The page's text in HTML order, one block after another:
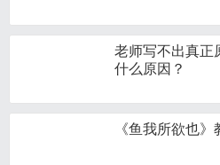
老师写不出真正
什么原因？
《鱼我所欲也